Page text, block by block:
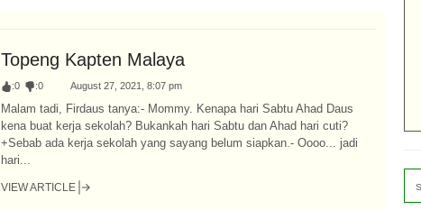
Topeng Kapten Malaya
:0 :0 August 27, 2021, 8:07 pm
Malam tadi, Firdaus tanya:- Mommy. Kenapa hari Sabtu Ahad Daus
kena buat kerja sekolah? Bukankah hari Sabtu dan Ahad hari cuti?
+Sebab ada kerja sekolah yang sayang belum siapkan.- Oooo... jadi
hari...
VIEW ARTICLE